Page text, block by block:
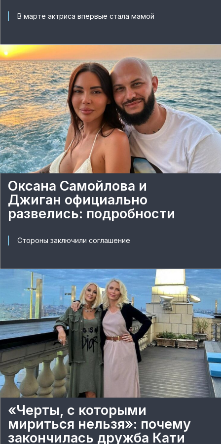
В марте актриса впервые стала мамой
Оксана Самойлова и
Джиган официально
развелись: подробности
Стороны заключили соглашение
«Черты, с которыми
мириться нельзя»: почему
закончилась дружба Кати